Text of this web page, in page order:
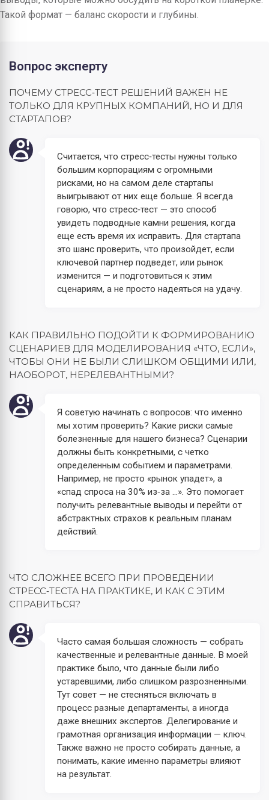
Такой формат — баланс скорости и глубины.
Вопрос эксперту
ПОЧЕМУ СТРЕСС‑ТЕСТ РЕШЕНИЙ ВАЖЕН НЕ
ТОЛЬКО ДЛЯ КРУПНЫХ КОМПАНИЙ, НО И ДЛЯ
СТАРТАПОВ?
Считается, что стресс‑тесты нужны только
большим корпорациям с огромными
рисками, но на самом деле стартапы
выигрывают от них еще больше. Я всегда
говорю, что стресс‑тест — это способ
увидеть подводные камни решения, когда
еще есть время их исправить. Для стартапа
это шанс проверить, что произойдет, если
ключевой партнер подведет, или рынок
изменится — и подготовиться к этим
сценариям, а не просто надеяться на удачу.
КАК ПРАВИЛЬНО ПОДОЙТИ К ФОРМИРОВАНИЮ
СЦЕНАРИЕВ ДЛЯ МОДЕЛИРОВАНИЯ «ЧТО, ЕСЛИ»,
ЧТОБЫ ОНИ НЕ БЫЛИ СЛИШКОМ ОБЩИМИ ИЛИ,
НАОБОРОТ, НЕРЕЛЕВАНТНЫМИ?
Я советую начинать с вопросов: что именно
мы хотим проверить? Какие риски самые
болезненные для нашего бизнеса? Сценарии
должны быть конкретными, с четко
определенным событием и параметрами.
Например, не просто «рынок упадет», а
«спад спроса на 30% из‑за ...». Это помогает
получить релевантные выводы и перейти от
абстрактных страхов к реальным планам
действий.
ЧТО СЛОЖНЕЕ ВСЕГО ПРИ ПРОВЕДЕНИИ
СТРЕСС‑ТЕСТА НА ПРАКТИКЕ, И КАК С ЭТИМ
СПРАВИТЬСЯ?
Часто самая большая сложность — собрать
качественные и релевантные данные. В моей
практике было, что данные были либо
устаревшими, либо слишком разрозненными.
Тут совет — не стесняться включать в
процесс разные департаменты, а иногда
даже внешних экспертов. Делегирование и
грамотная организация информации — ключ.
Также важно не просто собирать данные, а
понимать, какие именно параметры влияют
на результат.